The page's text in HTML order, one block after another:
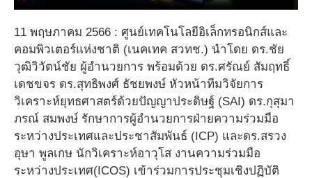
11 พฤษภาคม 2566 : ศูนย์เทคโนโลยีอิเล็กทรอนิกส์และ
คอมพิวเตอร์แห่งชาติ (เนคเทค สวทช.) นำโดย ดร.ชัย
วุฒิวิวัตน์ชัย ผู้อำนวยการ พร้อมด้วย ดร.ศรัณย์ สัมฤทธิ์
เดชขจร ดร.สุทธิพงศ์ ธัชยพงษ์ หัวหน้าทีมวิจัยการ
วิเคราะห์ยุทธศาสตร์ด้วยปัญญาประดิษฐ์ (SAI) ดร.กุสุมา
ภรณ์ สมพงษ์ รักษาการผู้อำนวยการฝ่ายความร่วมมือ
ระหว่างประเทศและประชาสัมพันธ์ (ICP) และดร.สรวง
อุษา พูลเกษ นักวิเคราะห์อาวุโส งานความร่วมมือ
ระหว่างประเทศ(ICOS) เข้าร่วมการประชุมเชิงปฏิบัติ